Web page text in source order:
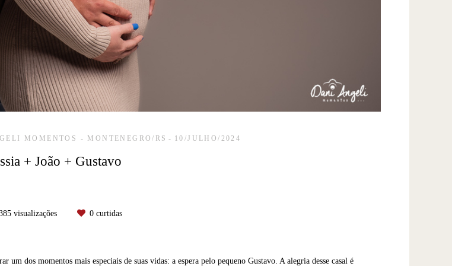
MOMENTOS - MONTENEGRO/RS 10/JULHO/2024
+ João + Gustavo
visualizações 0curtidas
um dos momentos mais especiais de suas vidas: a espera pelo pequeno Gustavo. A alegria desse casal é